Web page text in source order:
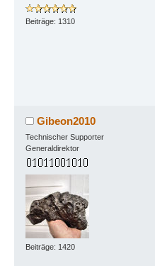
Beiträge: 1310
Gibeon2010
Technischer Supporter
Generaldirektor
Beiträge: 1420